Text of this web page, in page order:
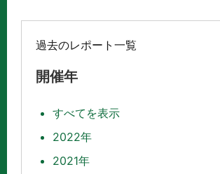
過去のレポート一覧
開催年
すべてを表示
2022年
2021年